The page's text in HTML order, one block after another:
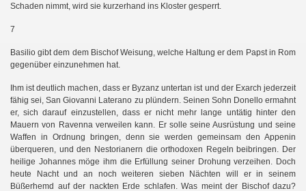
Schaden nimmt, wird sie kurzerhand ins Kloster gesperrt.
7
Basilio gibt dem dem Bischof Weisung, welche Haltung er dem Papst in Rom
gegenüber einzunehmen hat.
Ihm ist deutlich machen, dass er Byzanz untertan ist und der Exarch jederzeit
fähig sei, San Giovanni Laterano zu plündern. Seinen Sohn Donello ermahnt
er, sich darauf einzustellen, dass er nicht mehr lange untätig hinter den
Mauern von Ravenna verweilen kann. Er solle seine Ausrüstung und seine
Waffen in Ordnung bringen, denn sie werden gemeinsam den Appenin
überqueren, und den Nestorianern die orthodoxen Regeln beibringen. Der
heilige Johannes möge ihm die Erfüllung seiner Drohung verzeihen. Doch
heute Nacht und an noch weiteren sieben Nächten will er in seinem
Büßerhemd auf der nackten Erde schlafen. Was meint der Bischof dazu?